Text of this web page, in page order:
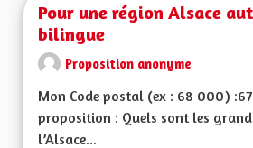
Pour une région Alsace
bilingue
Proposition anonyme
Mon Code postal (ex : 68 000)
proposition : Quels sont les
l’Alsace...